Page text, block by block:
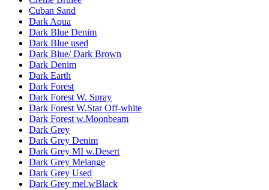
Cuban Sand
Dark Aqua
Dark Blue Denim
Dark Blue used
Dark Blue/ Dark Brown
Dark Denim
Dark Earth
Dark Forest
Dark Forest W. Spray
Dark Forest W.Star Off-white
Dark Forest w.Moonbeam
Dark Grey
Dark Grey Denim
Dark Grey MI w.Desert
Dark Grey Melange
Dark Grey Used
Dark Grey mel.wBlack